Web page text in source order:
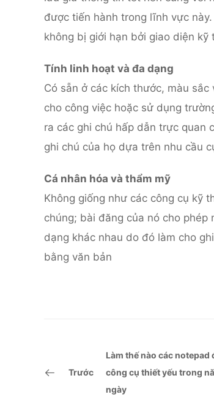
được tiến hành trong lĩnh vực
không bị giới hạn bởi giao diện
Tính linh hoạt và đa dạng
Có sẵn ở các kích thước, màu
cho công việc hoặc sử dụng
ra các ghi chú hấp dẫn trực quan
ghi chú của họ dựa trên nhu cầu
Cá nhân hóa và thẩm mỹ
Không giống như các công cụ kỹ
chúng; bài đăng của nó cho
dạng khác nhau do đó làm cho
bằng văn bản
Trước
Làm thế nào các notepad
công cụ thiết yếu trong
ngày